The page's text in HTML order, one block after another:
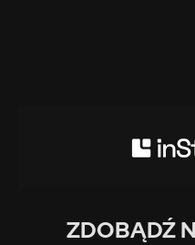
ZDOBĄDŹ